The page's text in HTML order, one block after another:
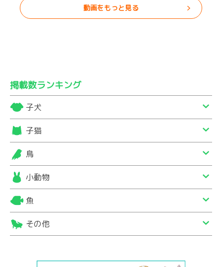
動画をもっと見る
掲載数ランキング
子犬
子猫
鳥
小動物
魚
その他